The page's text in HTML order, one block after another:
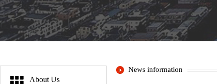
About Us
News information